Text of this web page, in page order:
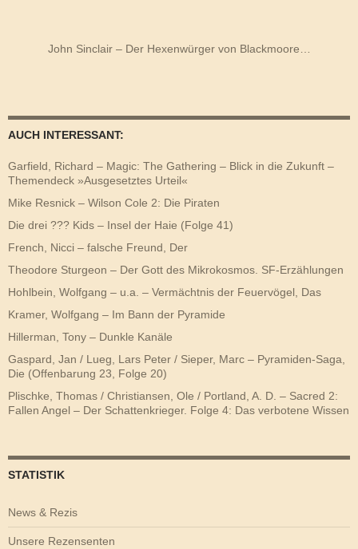
John Sinclair – Der Hexenwürger von Blackmoore…
AUCH INTERESSANT:
Garfield, Richard – Magic: The Gathering – Blick in die Zukunft –
Themendeck »Ausgesetztes Urteil«
Mike Resnick – Wilson Cole 2: Die Piraten
Die drei ??? Kids – Insel der Haie (Folge 41)
French, Nicci – falsche Freund, Der
Theodore Sturgeon – Der Gott des Mikrokosmos. SF-Erzählungen
Hohlbein, Wolfgang – u.a. – Vermächtnis der Feuervögel, Das
Kramer, Wolfgang – Im Bann der Pyramide
Hillerman, Tony – Dunkle Kanäle
Gaspard, Jan / Lueg, Lars Peter / Sieper, Marc – Pyramiden-Saga,
Die (Offenbarung 23, Folge 20)
Plischke, Thomas / Christiansen, Ole / Portland, A. D. – Sacred 2:
Fallen Angel – Der Schattenkrieger. Folge 4: Das verbotene Wissen
STATISTIK
News & Rezis
Unsere Rezensenten